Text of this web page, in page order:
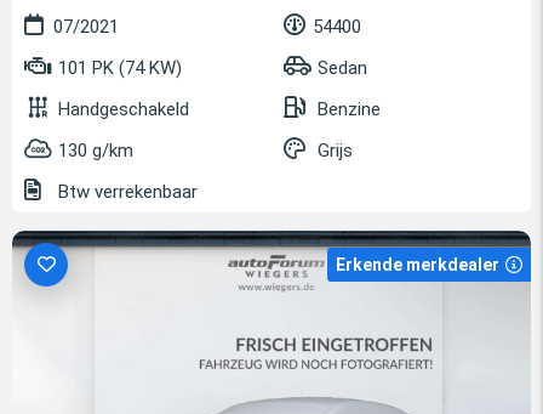
07/2021
54400
101 PK (74 KW)
Sedan
Handgeschakeld
Benzine
130 g/km
Grijs
Btw verrekenbaar
Erkende merkdealer